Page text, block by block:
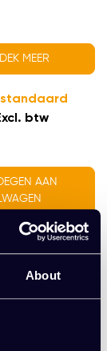
About
MEER
standaard
btw
AAN
btw